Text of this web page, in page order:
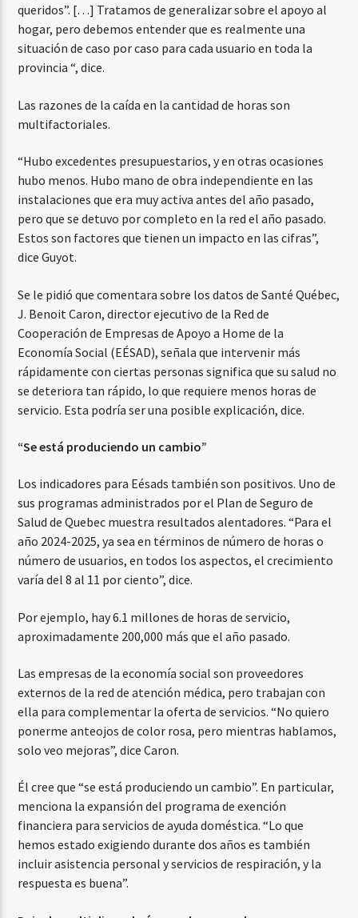
queridos”. […] Tratamos de generalizar sobre el apoyo al
hogar, pero debemos entender que es realmente una
situación de caso por caso para cada usuario en toda la
provincia “, dice.
Las razones de la caída en la cantidad de horas son
multifactoriales.
“Hubo excedentes presupuestarios, y en otras ocasiones
hubo menos. Hubo mano de obra independiente en las
instalaciones que era muy activa antes del año pasado,
pero que se detuvo por completo en la red el año pasado.
Estos son factores que tienen un impacto en las cifras”,
dice Guyot.
Se le pidió que comentara sobre los datos de Santé Québec,
J. Benoit Caron, director ejecutivo de la Red de
Cooperación de Empresas de Apoyo a Home de la
Economía Social (EÉSAD), señala que intervenir más
rápidamente con ciertas personas significa que su salud no
se deteriora tan rápido, lo que requiere menos horas de
servicio. Esta podría ser una posible explicación, dice.
“Se está produciendo un cambio”
Los indicadores para Eésads también son positivos. Uno de
sus programas administrados por el Plan de Seguro de
Salud de Quebec muestra resultados alentadores. “Para el
año 2024-2025, ya sea en términos de número de horas o
número de usuarios, en todos los aspectos, el crecimiento
varía del 8 al 11 por ciento”, dice.
Por ejemplo, hay 6.1 millones de horas de servicio,
aproximadamente 200,000 más que el año pasado.
Las empresas de la economía social son proveedores
externos de la red de atención médica, pero trabajan con
ella para complementar la oferta de servicios. “No quiero
ponerme anteojos de color rosa, pero mientras hablamos,
solo veo mejoras”, dice Caron.
Él cree que “se está produciendo un cambio”. En particular,
menciona la expansión del programa de exención
financiera para servicios de ayuda doméstica. “Lo que
hemos estado exigiendo durante dos años es también
incluir asistencia personal y servicios de respiración, y la
respuesta es buena”.